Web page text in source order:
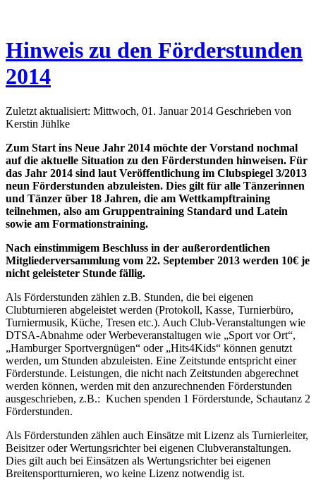
Hinweis zu den Förderstunden
2014
Zuletzt aktualisiert: Mittwoch, 01. Januar 2014 Geschrieben von
Kerstin Jühlke
Zum Start ins Neue Jahr 2014 möchte der Vorstand nochmal
auf die aktuelle Situation zu den Förderstunden hinweisen. Für
das Jahr 2014 sind laut Veröffentlichung im Clubspiegel 3/2013
neun Förderstunden abzuleisten. Dies gilt für alle Tänzerinnen
und Tänzer über 18 Jahren, die am Wettkampftraining
teilnehmen, also am Gruppentraining Standard und Latein
sowie am Formationstraining.
Nach einstimmigem Beschluss in der außerordentlichen
Mitgliederversammlung vom 22. September 2013 werden 10€ je
nicht geleisteter Stunde fällig.
Als Förderstunden zählen z.B. Stunden, die bei eigenen
Clubturnieren abgeleistet werden (Protokoll, Kasse, Turnierbüro,
Turniermusik, Küche, Tresen etc.). Auch Club-Veranstaltungen wie
DTSA-Abnahme oder Werbeveranstaltugen wie „Sport vor Ort“,
„Hamburger Sportvergnügen“ oder „Hits4Kids“ können genutzt
werden, um Stunden abzuleisten. Eine Zeitstunde entspricht einer
Förderstunde. Leistungen, die nicht nach Zeitstunden abgerechnet
werden können, werden mit den anzurechnenden Förderstunden
ausgeschrieben, z.B.: Kuchen spenden 1 Förderstunde, Schautanz 2
Förderstunden.
Als Förderstunden zählen auch Einsätze mit Lizenz als Turnierleiter,
Beisitzer oder Wertungsrichter bei eigenen Clubveranstaltungen.
Dies gilt auch bei Einsätzen als Wertungsrichter bei eigenen
Breitensportturnieren, wo keine Lizenz notwendig ist.